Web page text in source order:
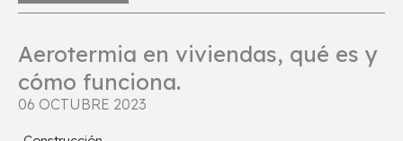
Aerotermia en viviendas, qué es y
cómo funciona.
06 OCTUBRE 2023